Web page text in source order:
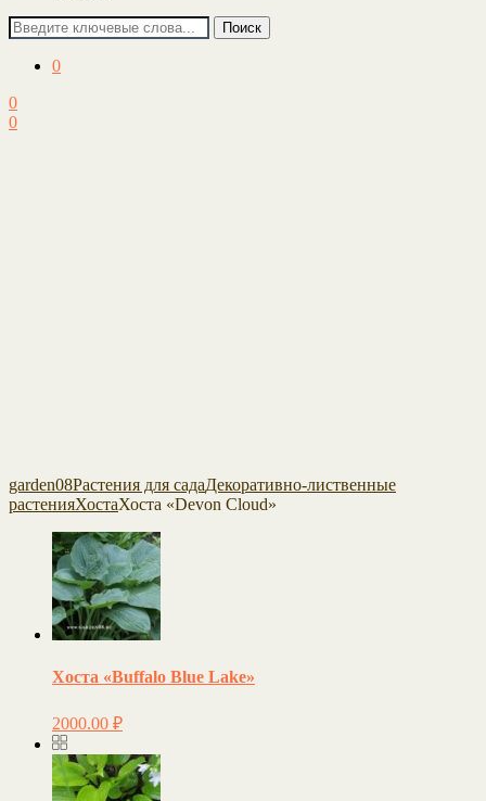
Поиск
0
0
0
garden08Растения для садаДекоративно-лиственные
растенияХостаХоста «Devon Cloud»
Хоста «Buffalo Blue Lake»
2000.00 ₽